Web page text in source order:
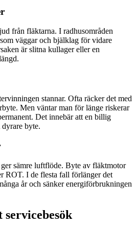
från fläktarna. I radhusområden
väggar och bjälklag för vidare
är slitna kullager eller en
stannar. Ofta räcker det med
Men väntar man för länge riskerar
Det innebär att en billig
byte.
sämre luftflöde. Byte av fläktmotor
ROT. I de flesta fall förlänger det
år och sänker energiförbrukningen